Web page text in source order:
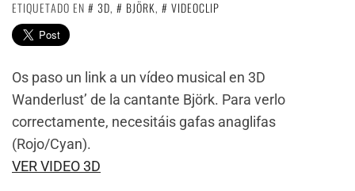
ETIQUETADO EN
3D, BJÖRK, VIDEOCLIP
Os paso un link a un vídeo musical en 3D
Wanderlust’ de la cantante Björk. Para verlo
correctamente, necesitáis gafas anaglifas
(Rojo/Cyan).
VER VIDEO 3D